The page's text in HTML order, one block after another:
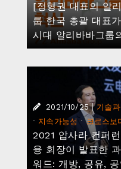
[정형권 대표의 알
룹 한국 총괄 대표
시대 알리바바그룹
2021/10/25 | 기술
· 지속가능성 ·크로스보
2021 압사라 컨퍼
융 회장이 발표한
워드: 개방, 공유, 공